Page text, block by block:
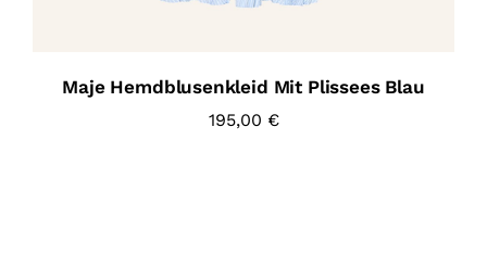
Maje Hemdblusenkleid Mit Plissees Blau
195,00 €